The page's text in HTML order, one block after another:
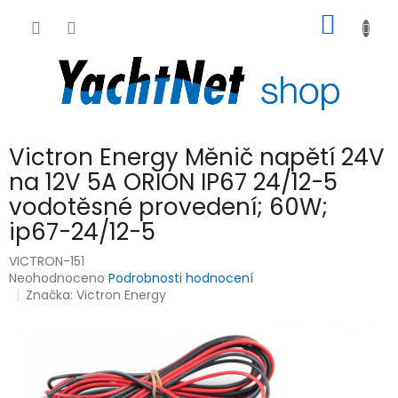
KOŠÍK
Victron Energy Měnič napětí 24V
na 12V 5A ORION IP67 24/12-5
vodotěsné provedení; 60W;
ip67-24/12-5
VICTRON-151
Průměrné
hodnocení
Neohodnoceno Podrobnosti hodnocení
Značka:Victron Energy